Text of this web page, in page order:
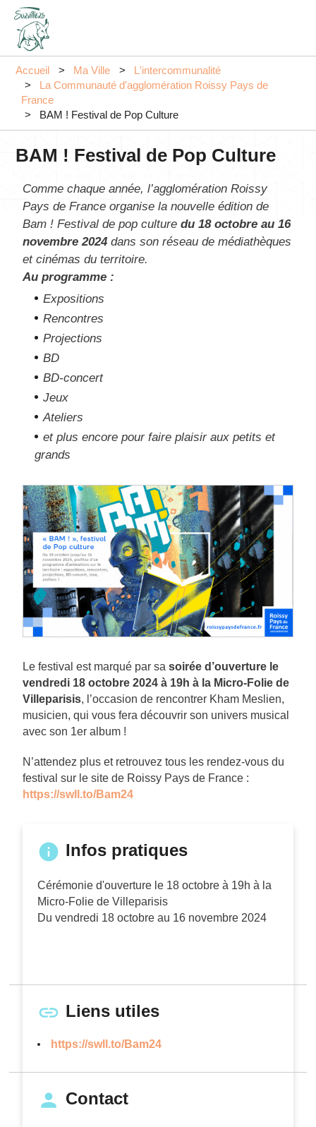
Accueil Ma Ville
L'intercommunalité
La Communauté d'agglomération Roissy Pays de
France
BAM ! Festival de Pop Culture
BAM ! Festival de Pop Culture
Comme chaque année, l’agglomération Roissy
Pays de France organise la nouvelle édition de
Bam ! Festival de pop culturedu 18 octobre au 16
novembre 2024 dans son réseau de médiathèques
et cinémas du territoire.
Au programme :
Expositions
Rencontres
Projections
BD
BD-concert
Jeux
Ateliers
et plus encore pour faire plaisir aux petits et
grands
Le festival est marqué par sasoirée d’ouverture le
vendredi 18 octobre 2024 à 19h à la Micro-Folie de
Villeparisis, l’occasion de rencontrer Kham Meslien,
musicien, qui vous fera découvrir son univers musical
avec son 1er album !
N’attendez plus et retrouvez tous les rendez-vous du
festival sur le site de Roissy Pays de France :
https://swll.to/Bam24
Infos pratiques
Cérémonie d'ouverture le 18 octobre à 19h à la
Micro-Folie de Villeparisis
Du vendredi 18 octobre au 16 novembre 2024
Liens utiles
https://swll.to/Bam24
Contact